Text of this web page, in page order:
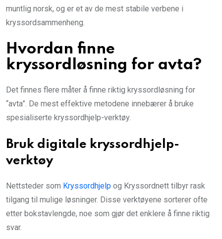
muntlig norsk, og er et av de mest stabile verbene i
kryssordsammenheng.
Hvordan finne
kryssordløsning for avta?
Det finnes flere måter å finne riktig kryssordløsning for
“avta”. De mest effektive metodene innebærer å bruke
spesialiserte kryssordhjelp-verktøy.
Bruk digitale kryssordhjelp-
verktøy
Nettsteder som Kryssordhjelp og Kryssordnett tilbyr rask
tilgang til mulige løsninger. Disse verktøyene sorterer ofte
etter bokstavlengde, noe som gjør det enklere å finne riktig
svar.